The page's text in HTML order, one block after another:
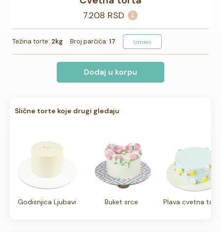
7.208 RSD
Težina torte: 2kg Broj parčića: 17 Izmeni
Dodaj u korpu
Slične torte koje drugi gledaju
Godisnjica Ljubavi Buket srce Plava cvetna